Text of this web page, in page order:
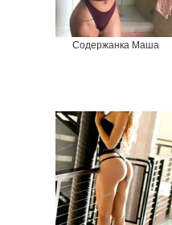
Содержанка Маша